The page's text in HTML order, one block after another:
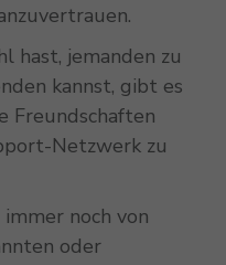
hast, jemanden zu
kannst, gibt es
Freundschaften
Netzwerk zu
noch von
oder